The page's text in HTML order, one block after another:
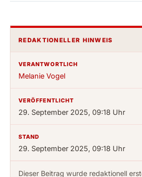
REDAKTIONELLER HINWEIS
VERANTWORTLICH
Melanie Vogel
VERÖFFENTLICHT
29. September 2025, 09:18 Uhr
STAND
29. September 2025, 09:18 Uhr
Dieser Beitrag wurde redaktionell